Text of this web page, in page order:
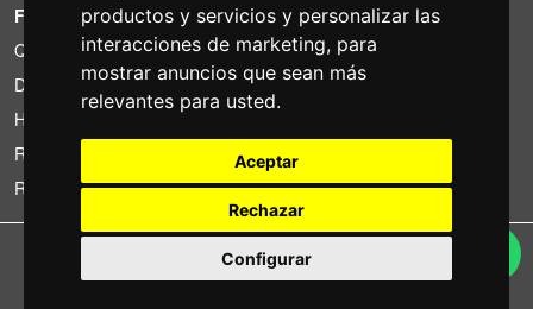
productos y servicios y personalizar las
interacciones de marketing, para
mostrar anuncios que sean más
relevantes para usted.
Aceptar
Rechazar
Configurar
FOTOCOLOMBO.IT
Quienes somos
Donde estamos
Horario de la tienda
Resenas sobre Trovaprezzi
Resenas sobre Google
Copyright © Fotocolombo Srl - Viale Verdi 95 - 23807 Merate (LC) - P. Iva
03298370135 - SDI: M5UXCR1